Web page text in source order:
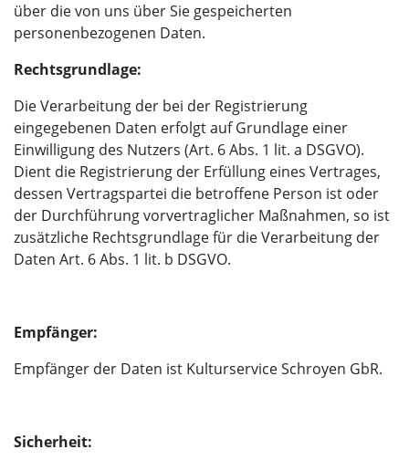
über die von uns über Sie gespeicherten
personenbezogenen Daten.
Rechtsgrundlage:
Die Verarbeitung der bei der Registrierung
eingegebenen Daten erfolgt auf Grundlage einer
Einwilligung des Nutzers (Art. 6 Abs. 1 lit. a DSGVO).
Dient die Registrierung der Erfüllung eines Vertrages,
dessen Vertragspartei die betroffene Person ist oder
der Durchführung vorvertraglicher Maßnahmen, so ist
zusätzliche Rechtsgrundlage für die Verarbeitung der
Daten Art. 6 Abs. 1 lit. b DSGVO.
Empfänger:
Empfänger der Daten ist Kulturservice Schroyen GbR.
Sicherheit: